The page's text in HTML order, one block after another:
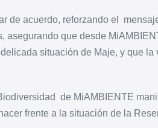
de acuerdo, reforzando el
asegurando que desde
situación de Maje, y que la
de MiAMBIENTE
frente a la situación de la